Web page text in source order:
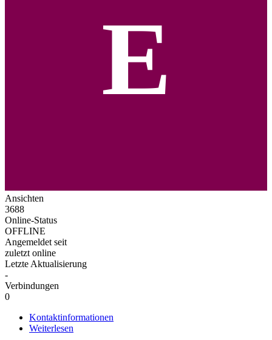
E
Ansichten
3688
Online-Status
OFFLINE
Angemeldet seit
zuletzt online
Letzte Aktualisierung
-
Verbindungen
0
Kontaktinformationen
Weiterlesen